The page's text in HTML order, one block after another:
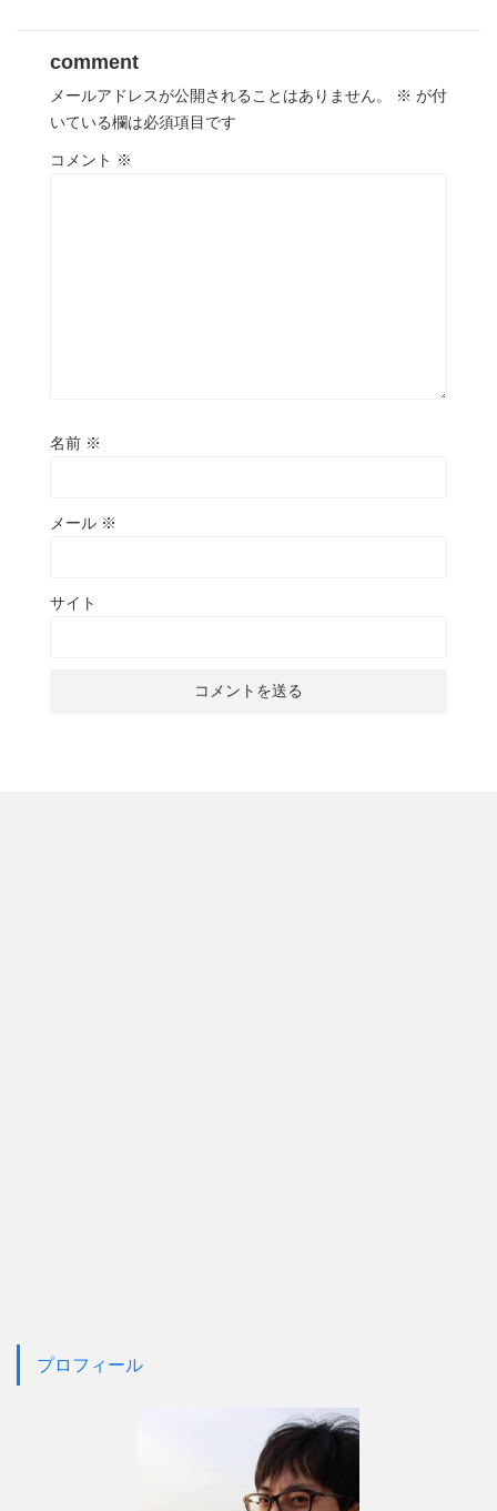
comment
メールアドレスが公開されることはありません。 ※ が付
いている欄は必須項目です
コメント ※
名前 ※
メール ※
サイト
プロフィール